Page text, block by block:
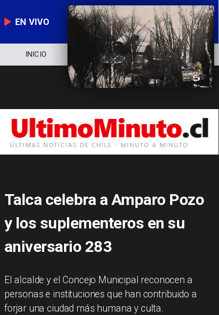
EN VIVO
NOTICIERO POLÍTICA ECONOMÍA
Talca celebra a Amparo Pozo
y los suplementeros en su
aniversario 283
El alcalde y el Concejo Municipal reconocen a
personas e instituciones que han contribuido a
forjar una ciudad más humana y culta.